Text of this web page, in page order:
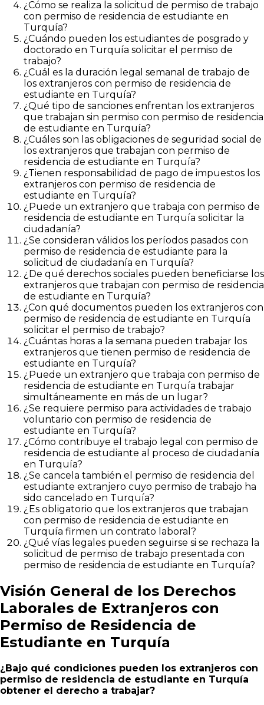
¿Cómo se realiza la solicitud de permiso de trabajo
con permiso de residencia de estudiante en
Turquía?
¿Cuándo pueden los estudiantes de posgrado y
doctorado en Turquía solicitar el permiso de
trabajo?
¿Cuál es la duración legal semanal de trabajo de
los extranjeros con permiso de residencia de
estudiante en Turquía?
¿Qué tipo de sanciones enfrentan los extranjeros
que trabajan sin permiso con permiso de residencia
de estudiante en Turquía?
¿Cuáles son las obligaciones de seguridad social de
los extranjeros que trabajan con permiso de
residencia de estudiante en Turquía?
¿Tienen responsabilidad de pago de impuestos los
extranjeros con permiso de residencia de
estudiante en Turquía?
¿Puede un extranjero que trabaja con permiso de
residencia de estudiante en Turquía solicitar la
ciudadanía?
¿Se consideran válidos los períodos pasados con
permiso de residencia de estudiante para la
solicitud de ciudadanía en Turquía?
¿De qué derechos sociales pueden beneficiarse los
extranjeros que trabajan con permiso de residencia
de estudiante en Turquía?
¿Con qué documentos pueden los extranjeros con
permiso de residencia de estudiante en Turquía
solicitar el permiso de trabajo?
¿Cuántas horas a la semana pueden trabajar los
extranjeros que tienen permiso de residencia de
estudiante en Turquía?
¿Puede un extranjero que trabaja con permiso de
residencia de estudiante en Turquía trabajar
simultáneamente en más de un lugar?
¿Se requiere permiso para actividades de trabajo
voluntario con permiso de residencia de
estudiante en Turquía?
¿Cómo contribuye el trabajo legal con permiso de
residencia de estudiante al proceso de ciudadanía
en Turquía?
¿Se cancela también el permiso de residencia del
estudiante extranjero cuyo permiso de trabajo ha
sido cancelado en Turquía?
¿Es obligatorio que los extranjeros que trabajan
con permiso de residencia de estudiante en
Turquía firmen un contrato laboral?
¿Qué vías legales pueden seguirse si se rechaza la
solicitud de permiso de trabajo presentada con
permiso de residencia de estudiante en Turquía?
Visión General de los Derechos
Laborales de Extranjeros con
Permiso de Residencia de
Estudiante en Turquía
¿Bajo qué condiciones pueden los extranjeros con
permiso de residencia de estudiante en Turquía
obtener el derecho a trabajar?